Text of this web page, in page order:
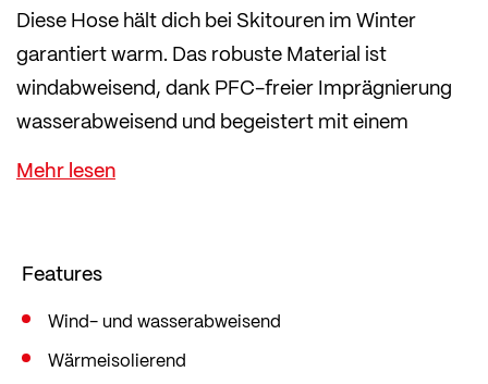
Diese Hose hält dich bei Skitouren im Winter
garantiert warm. Das robuste Material ist
windabweisend, dank PFC-freier Imprägnierung
wasserabweisend und begeistert mit einem
angenehmen Tragegefühl dank weicher
Innenseite.
Oberschenkeltasche. Sie ist im geraden Comfort-
Fit in lockerer Passform und mit viel
Bewegungsfreiheit geschnitten.
Features
Wind- und wasserabweisend
Wärmeisolierend